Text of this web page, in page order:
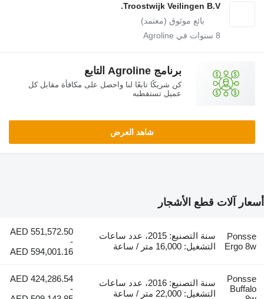
Troostwijk Veilingen
سنوات في Agroline
برنامج Agroline التابع
كن شريكًا تابعًا لنا واحصل على مكافأة مقابل كل
عميل تستقطبه
قطع الأشجار
سنة التصنيع: 2015، عدد ساعات
التشغيل: 16,000 متر / ساعة
AED 551,572.50
-
AED 594,001.16
سنة التصنيع: 2016، عدد ساعات
التشغيل: 22,000 متر / ساعة
AED 424,286.54
-